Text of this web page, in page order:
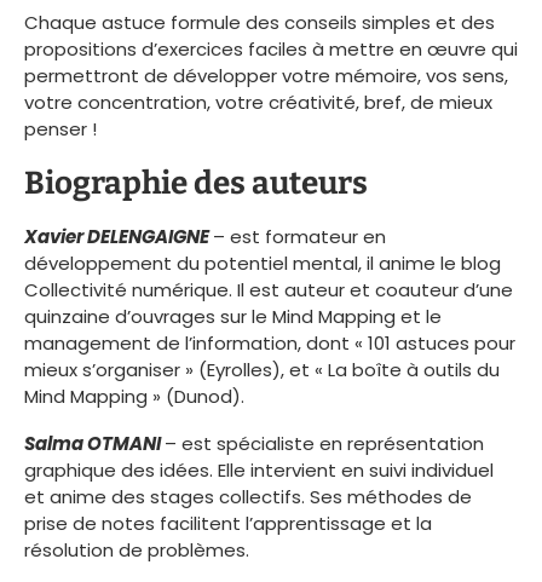
Chaque astuce formule des conseils simples et des
propositions d’exercices faciles à mettre en œuvre qui
permettront de développer votre mémoire, vos sens,
votre concentration, votre créativité, bref, de mieux
penser !
Biographie des auteurs
Xavier DELENGAIGNE– est formateur en
développement du potentiel mental, il anime le blog
Collectivité numérique. Il est auteur et coauteur d’une
quinzaine d’ouvrages sur le Mind Mapping et le
management de l’information, dont « 101 astuces pour
mieux s’organiser » (Eyrolles), et « La boîte à outils du
Mind Mapping » (Dunod).
Salma OTMANI– est spécialiste en représentation
graphique des idées. Elle intervient en suivi individuel
et anime des stages collectifs. Ses méthodes de
prise de notes facilitent l’apprentissage et la
résolution de problèmes.